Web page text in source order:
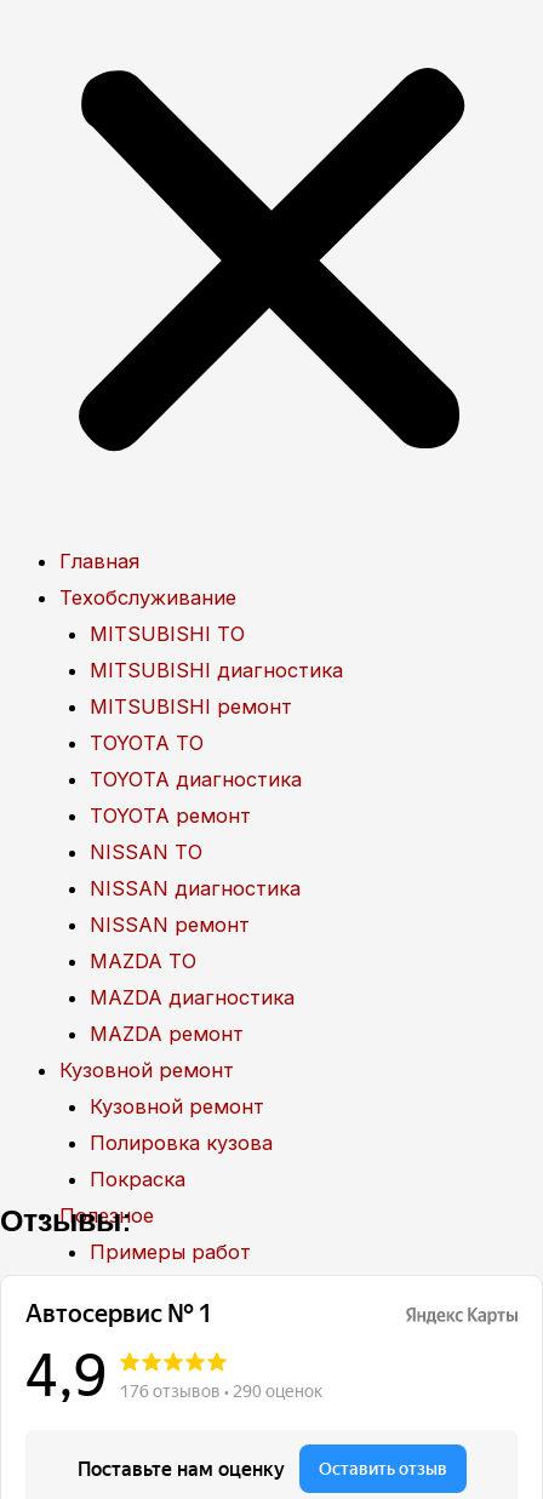
Главная
Техобслуживание
MITSUBISHI ТО
MITSUBISHI диагностика
MITSUBISHI ремонт
TOYOTA ТО
TOYOTA диагностика
TOYOTA ремонт
NISSAN ТО
NISSAN диагностика
NISSAN ремонт
MAZDA ТО
MAZDA диагностика
MAZDA ремонт
Кузовной ремонт
Кузовной ремонт
Полировка кузова
Покраска
Полезное
Примеры работ
Статьи
Вопрос – ответ
Контакты
Рассветная аллея, 5А, Москва +7(499) 322-18-84
Отзывы: